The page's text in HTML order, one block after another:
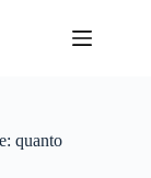
quanto